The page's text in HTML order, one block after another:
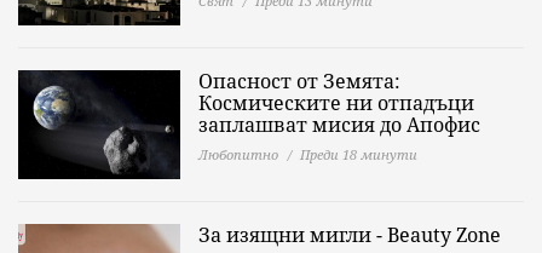
Опасност от Земята:
Космическите ни отпадъци
заплашват мисия до Апофис
Любопитно Преди 18 минути
За изящни мигли - Beauty Zone